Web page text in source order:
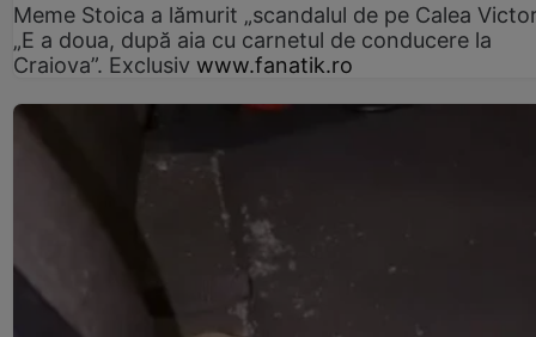
Meme Stoica a lămurit „scandalul de pe Calea
„E a doua, după aia cu carnetul de conducere la
Craiova”. Exclusiv www.fanatik.ro